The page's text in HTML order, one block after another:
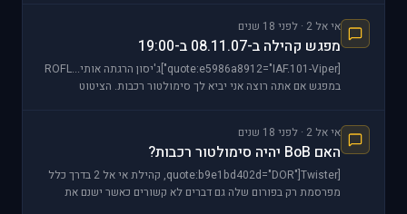
אי אל 2 · לפני 18 שנים
מפגש קהילה ב-08.11.07 ב-19:00
[quote:e5986a8912="IAF.101-Viper"]ג'יסון הרגתה אותי...ROFL
במפגש אם אתה רוצה אני יביא לך סימולטור רכבות. הציטוט
אי אל 2 · לפני 18 שנים
האם BoB יהיה סימולטור רכבות?
[quote:b9e1bd402d="DOR"]Twister, קהילת אי אל 2 בדרך כלל
מפרסמת רק בפורום שלה גם דברים לא קשורים כאשר ישנם את